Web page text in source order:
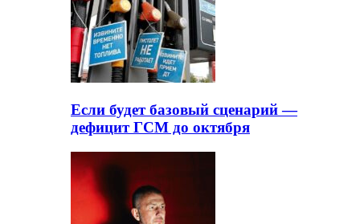
Если будет базовый сценарий —
дефицит ГСМ до октября